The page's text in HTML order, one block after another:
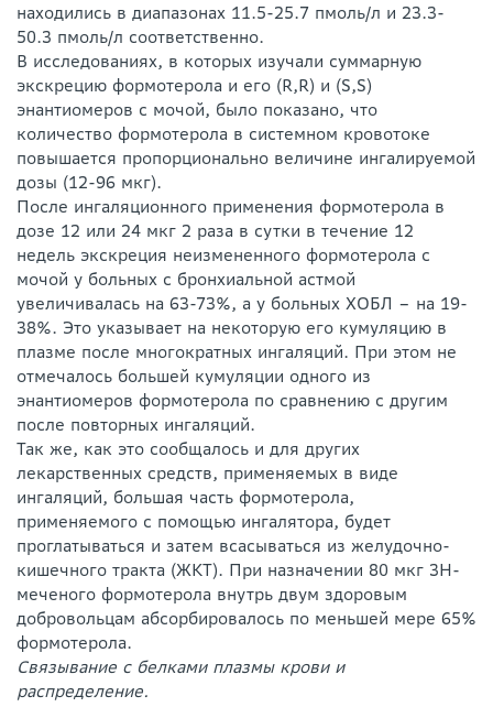
находились в диапазонах 11.5-25.7 пмоль/л и 23.3-
50.3 пмоль/л соответственно.
В исследованиях, в которых изучали суммарную
экскрецию формотерола и его (R,R) и (S,S)
энантиомеров с мочой, было показано, что
количество формотерола в системном кровотоке
повышается пропорционально величине ингалируемой
дозы (12-96 мкг).
После ингаляционного применения формотерола в
дозе 12 или 24 мкг 2 раза в сутки в течение 12
недель экскреция неизмененного формотерола с
мочой у больных с бронхиальной астмой
увеличивалась на 63-73%, а у больных ХОБЛ – на 19-
38%. Это указывает на некоторую его кумуляцию в
плазме после многократных ингаляций. При этом не
отмечалось большей кумуляции одного из
энантиомеров формотерола по сравнению с другим
после повторных ингаляций.
Так же, как это сообщалось и для других
лекарственных средств, применяемых в виде
ингаляций, большая часть формотерола,
применяемого с помощью ингалятора, будет
проглатываться и затем всасываться из желудочно-
кишечного тракта (ЖКТ). При назначении 80 мкг 3Н-
меченого формотерола внутрь двум здоровым
добровольцам абсорбировалось по меньшей мере 65%
формотерола.
Связывание с белками плазмы крови и
распределение.